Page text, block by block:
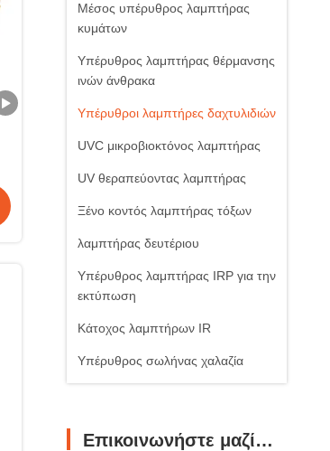
Μέσος υπέρυθρος λαμπτήρας
κυμάτων
Υπέρυθρος λαμπτήρας θέρμανσης
ινών άνθρακα
Υπέρυθροι λαμπτήρες δαχτυλιδιών
UVC μικροβιοκτόνος λαμπτήρας
UV θεραπεύοντας λαμπτήρας
Ξένο κοντός λαμπτήρας τόξων
λαμπτήρας δευτέριου
Υπέρυθρος λαμπτήρας IRP για την
εκτύπωση
Κάτοχος λαμπτήρων IR
Υπέρυθρος σωλήνας χαλαζία
Επικοινωνήστε μαζί μας